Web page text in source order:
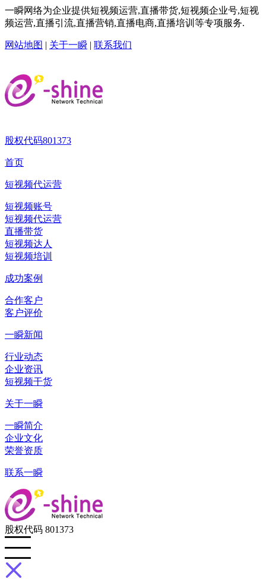
一瞬网络为企业提供短视频运营,直播带货,短视频企业号,短视
频运营,直播引流,直播营销,直播电商,直播培训等专项服务.
网站地图 | 关于一瞬 | 联系我们
股权代码801373
首页
短视频代运营
短视频账号
短视频代运营
直播带货
短视频达人
短视频培训
成功案例
合作客户
客户评价
一瞬新闻
行业动态
企业资讯
短视频干货
关于一瞬
一瞬简介
企业文化
荣誉资质
联系一瞬
股权代码 801373